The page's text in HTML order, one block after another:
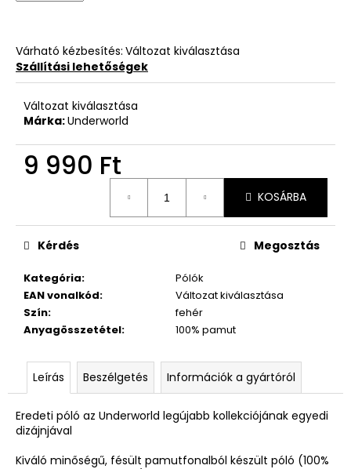
Várható kézbesítés: Változat kiválasztása
Szállítási lehetőségek
Változat kiválasztása
Márka:Underworld
9 990 Ft
KOSÁRBA
Kategória:
Pólók
EAN vonalkód:
Változat kiválasztása
Szín:
fehér
Anyagösszetétel: 100% pamut
Kérdés Megosztás
Leírás Beszélgetés Információk a gyártóról
Eredeti póló az Underworld legújabb kollekciójának egyedi
dizájnjával
Kiváló minőségű, fésült pamutfonalból készült póló (100%